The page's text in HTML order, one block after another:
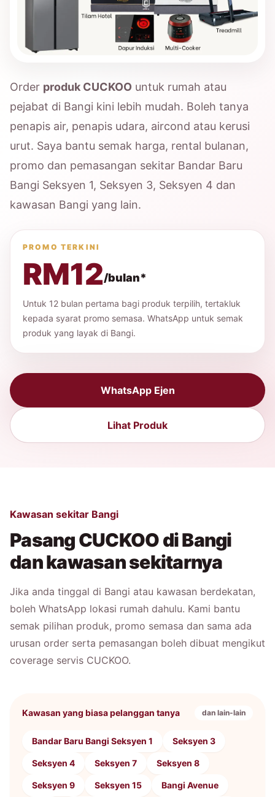
Order produk CUCKOO untuk rumah atau
pejabat di Bangi kini lebih mudah. Boleh tanya
penapis air, penapis udara, aircond atau kerusi
urut. Saya bantu semak harga, rental bulanan,
promo dan pemasangan sekitar Bandar Baru
Bangi Seksyen 1, Seksyen 3, Seksyen 4 dan
kawasan Bangi yang lain.
PROMO TERKINI
RM12/bulan*
Untuk 12 bulan pertama bagi produk terpilih, tertakluk
kepada syarat promo semasa. WhatsApp untuk semak
produk yang layak di Bangi.
WhatsApp Ejen
Lihat Produk
Kawasan sekitar Bangi
Pasang CUCKOO di Bangi
dan kawasan sekitarnya
Jika anda tinggal di Bangi atau kawasan berdekatan,
boleh WhatsApp lokasi rumah dahulu. Kami bantu
semak pilihan produk, promo semasa dan sama ada
urusan order serta pemasangan boleh dibuat mengikut
coverage servis CUCKOO.
Kawasan yang biasa pelanggan tanya dan lain-lain
Bandar Baru Bangi Seksyen 1 Seksyen 3
Seksyen 4 Seksyen 7 Seksyen 8
Seksyen 9 Seksyen 15 Bangi Avenue